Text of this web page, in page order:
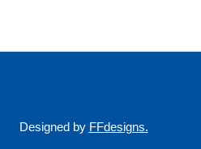
Designed by FFdesigns.